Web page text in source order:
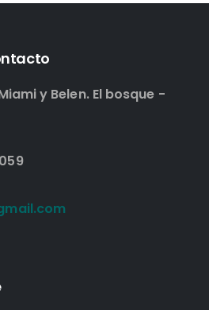
y Belen. El bosque -